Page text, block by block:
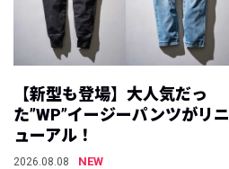
【新型も登場】大人気だっ
た”WP”イージーパンツがリニ
ューアル！
2026.08.08
NEW